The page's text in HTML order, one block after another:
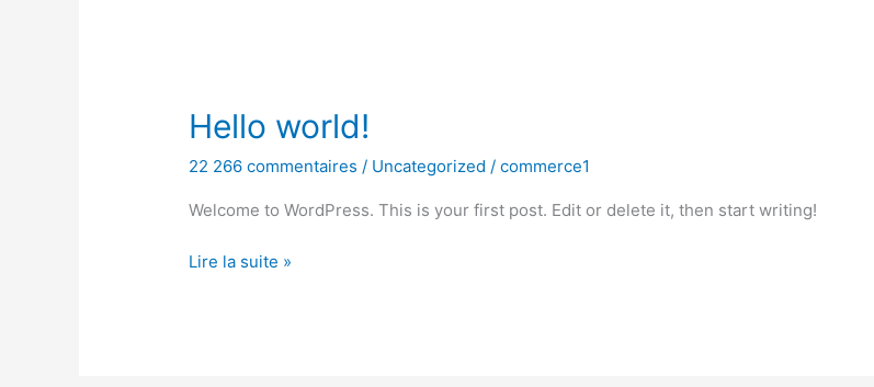
Hello world!
22 266 commentaires / Uncategorized /commerce1
Welcome to WordPress. This is your first post. Edit or delete it, then start writing!
Hello
world!
Lire la suite »